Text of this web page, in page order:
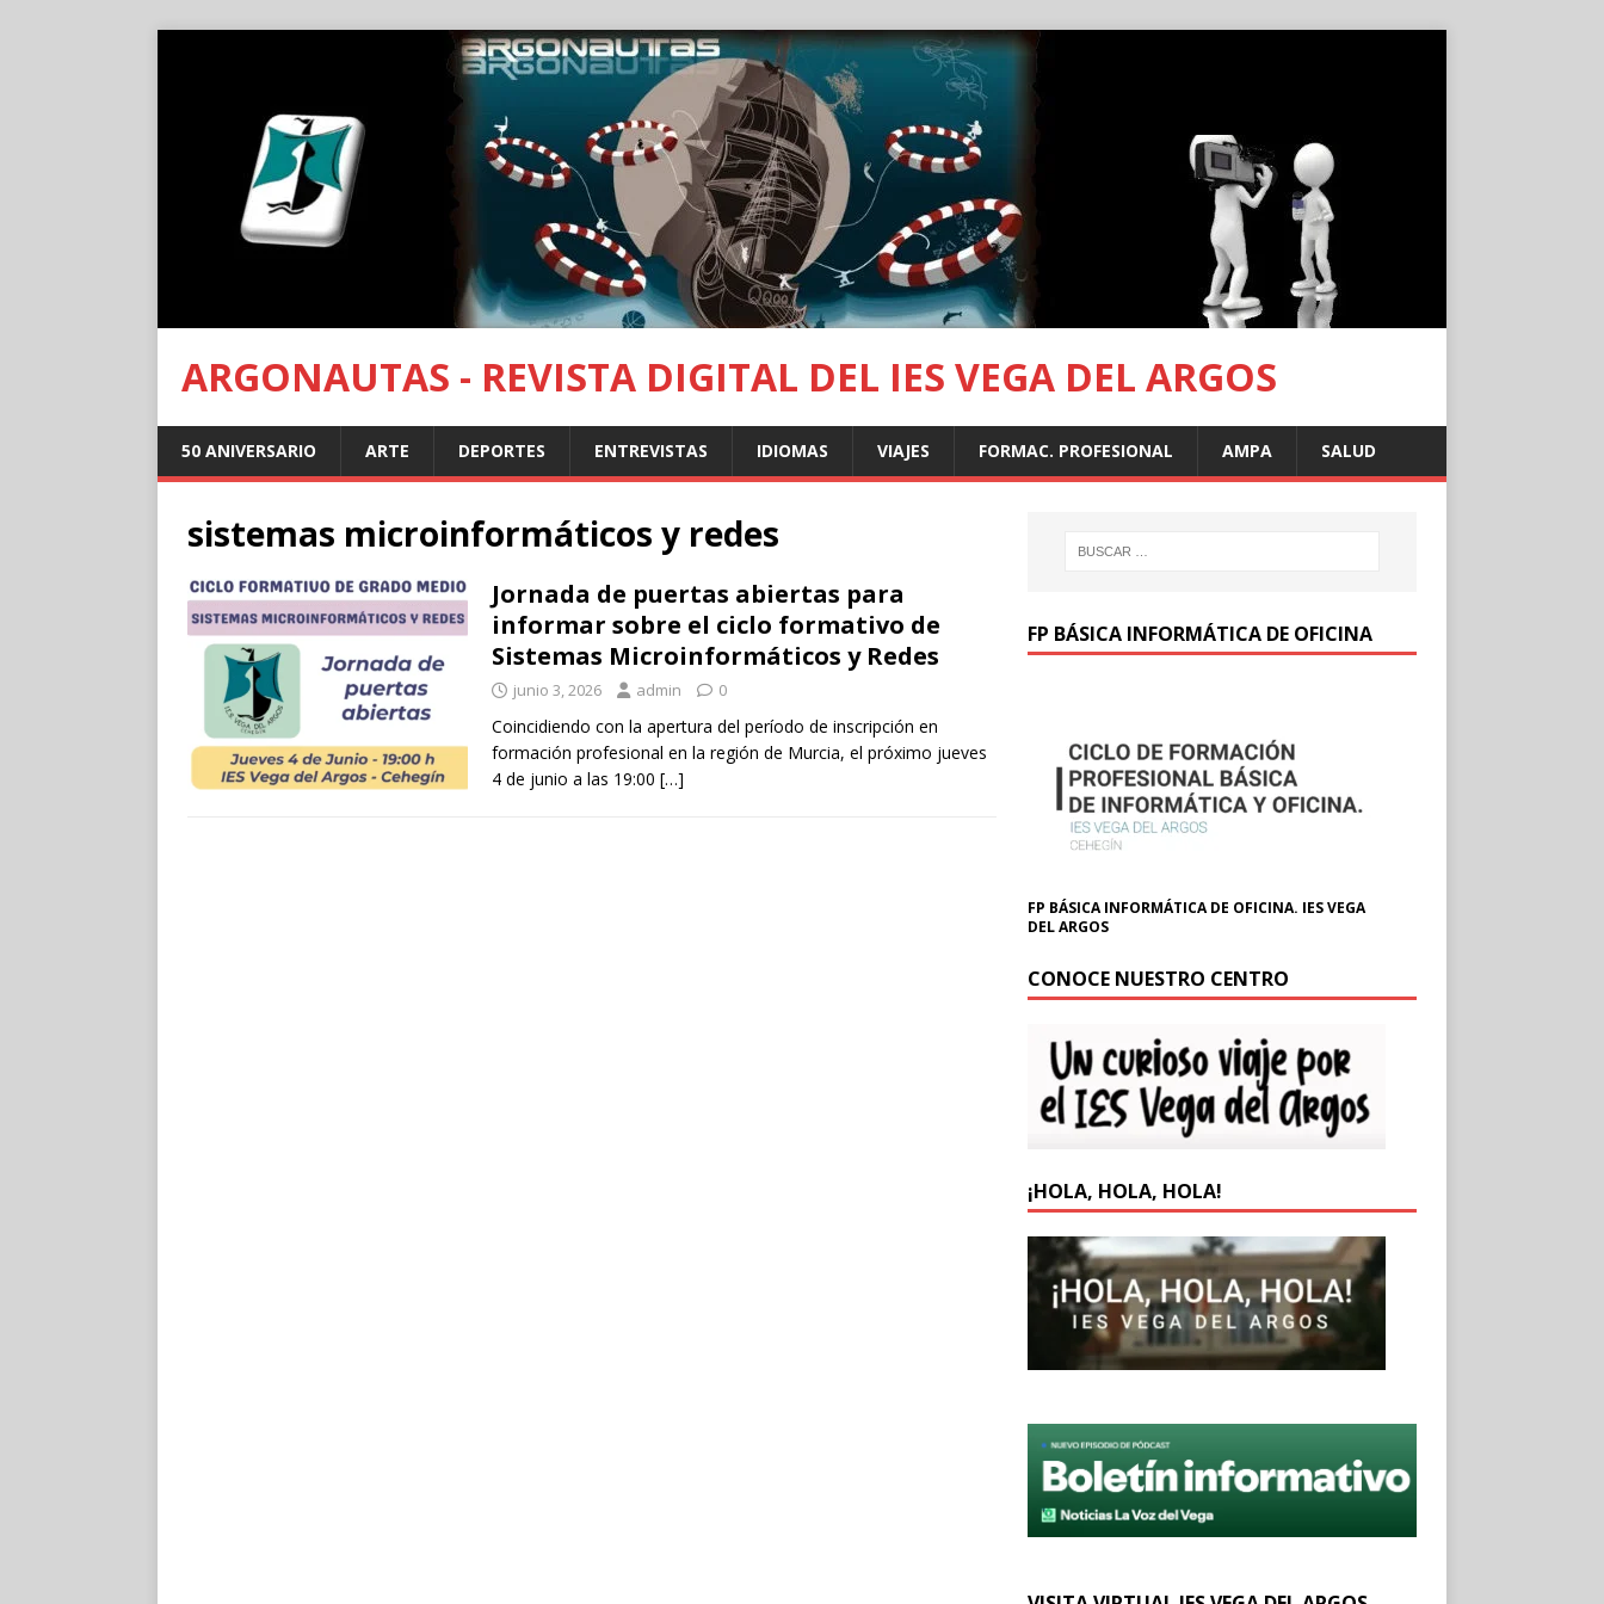
ARGONAUTAS - REVISTA DIGITAL DEL IES VEGA DEL ARGOS
50 ANIVERSARIO ARTE DEPORTES ENTREVISTAS IDIOMAS VIAJES FORMAC. PROFESIONAL AMPA SALUD
sistemas microinformáticos y redes
Jornada de puertas abiertas para
informar sobre el ciclo formativo de
Sistemas Microinformáticos y Redes
junio 3, 2026 admin 0
Coincidiendo con la apertura del período de inscripción en
formación profesional en la región de Murcia, el próximo jueves
4 de junio a las 19:00 […]
FP BÁSICA INFORMÁTICA DE OFICINA
FP BÁSICA INFORMÁTICA DE OFICINA. IES VEGA
DEL ARGOS
CONOCE NUESTRO CENTRO
¡HOLA, HOLA, HOLA!